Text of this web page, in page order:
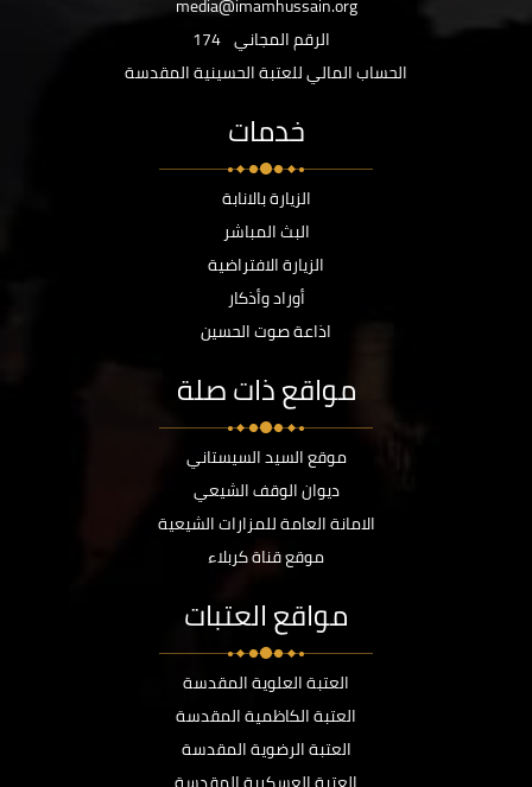
الرقم المجاني 174
الحساب المالي للعتبة الحسينية المقدسة
خدمات
الزيارة بالانابة
البث المباشر
الزيارة الافتراضية
أوراد وأذكار
اذاعة صوت الحسين
مواقع ذات صلة
موقع السيد السيستاني
ديوان الوقف الشيعي
الامانة العامة للمزارات الشيعية
موقع قناة كربلاء
مواقع العتبات
العتبة العلوية المقدسة
العتبة الكاظمية المقدسة
العتبة الرضوية المقدسة